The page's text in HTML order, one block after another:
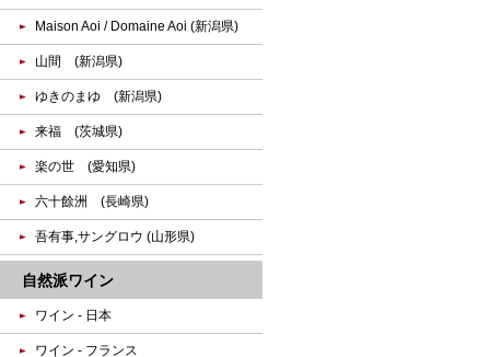
Maison Aoi / Domaine Aoi (新潟県)
山間 (新潟県)
ゆきのまゆ (新潟県)
来福 (茨城県)
楽の世 (愛知県)
六十餘洲 (長崎県)
吾有事,サングロウ (山形県)
自然派ワイン
ワイン - 日本
ワイン - フランス